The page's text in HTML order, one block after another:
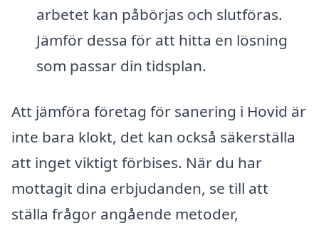
arbetet kan påbörjas och slutföras.
Jämför dessa för att hitta en lösning
som passar din tidsplan.
Att jämföra företag för sanering i Hovid är
inte bara klokt, det kan också säkerställa
att inget viktigt förbises. När du har
mottagit dina erbjudanden, se till att
ställa frågor angående metoder,